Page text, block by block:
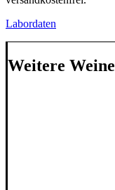
Labordaten
Weitere Weine